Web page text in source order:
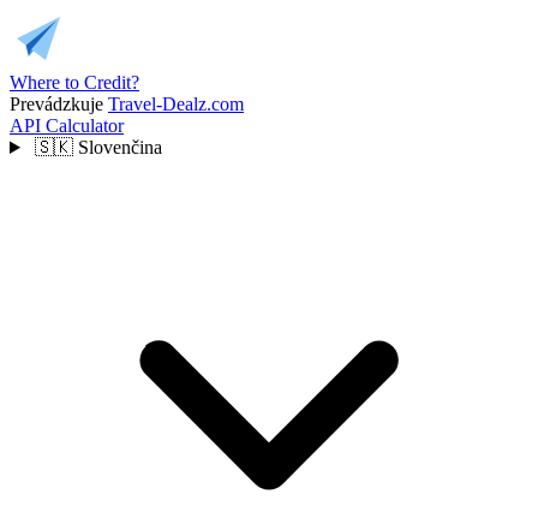
Where to Credit?
Prevádzkuje Travel-Dealz.com
API Calculator
🇸🇰 Slovenčina